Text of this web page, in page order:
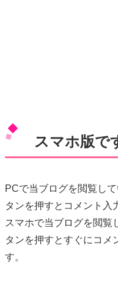
スマホ版で
PCで当ブログを閲覧し
タンを押すとコメント入
スマホで当ブログを閲覧
タンを押すとすぐにコメ
す。